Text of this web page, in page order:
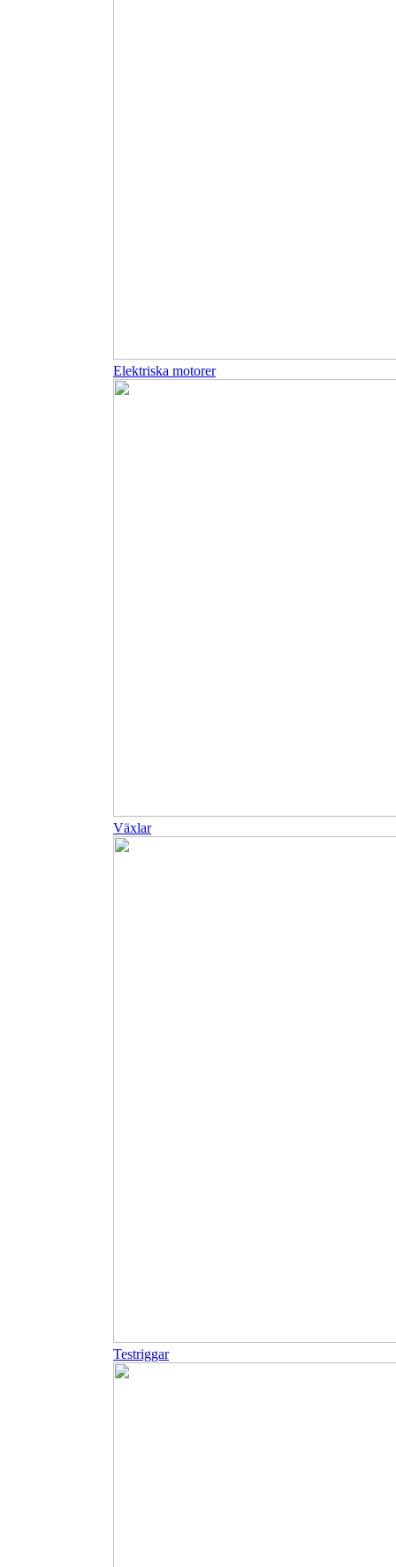
Elektriska motorer
Växlar
Testriggar